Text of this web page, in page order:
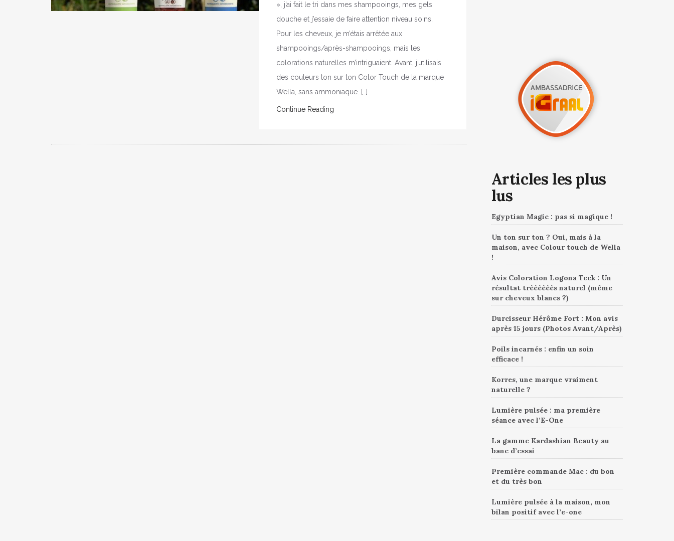
», j’ai fait le tri dans mes shampooings, mes gels
douche et j’essaie de faire attention niveau soins.
Pour les cheveux, je m’étais arrêtée aux
shampooings/après-shampooings, mais les
colorations naturelles m’intriguaient. Avant, j’utilisais
des couleurs ton sur ton Color Touch de la marque
Wella, sans ammoniaque. […]
Continue Reading
Articles les plus
lus
Egyptian Magic : pas si magique !
Un ton sur ton ? Oui, mais à la
maison, avec Colour touch de Wella
!
Avis Coloration Logona Teck : Un
résultat trèèèèèès naturel (même
sur cheveux blancs ?)
Durcisseur Hérôme Fort : Mon avis
après 15 jours (Photos Avant/Après)
Poils incarnés : enfin un soin
efficace !
Korres, une marque vraiment
naturelle ?
Lumière pulsée : ma première
séance avec l’E-One
La gamme Kardashian Beauty au
banc d’essai
Première commande Mac : du bon
et du très bon
Lumière pulsée à la maison, mon
bilan positif avec l’e-one